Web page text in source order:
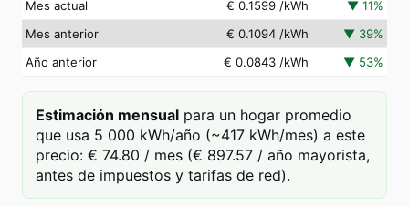
Mes actual
€ 0.1599 /kWh ▼ 11%
Mes anterior
€ 0.1094 /kWh ▼ 39%
Año anterior
€ 0.0843 /kWh ▼ 53%
Estimación mensual para un hogar promedio
que usa 5 000 kWh/año (~417 kWh/mes) a este
precio: € 74.80 / mes (€ 897.57 / año mayorista,
antes de impuestos y tarifas de red).